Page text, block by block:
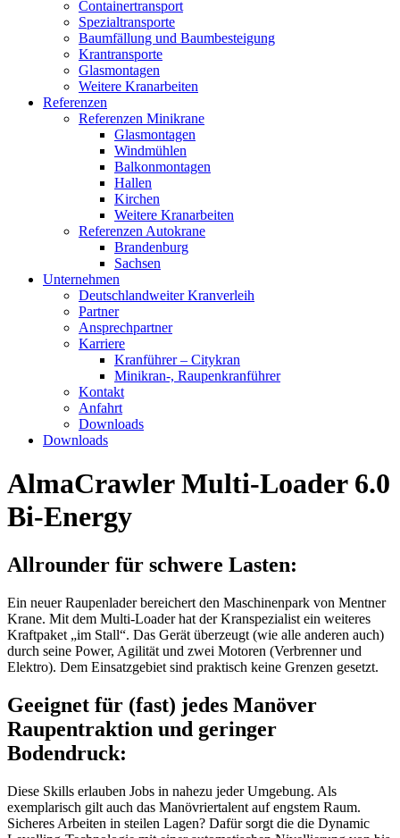
Containertransport
Spezialtransporte
Baumfällung und Baumbesteigung
Krantransporte
Glasmontagen
Weitere Kranarbeiten
Referenzen
Referenzen Minikrane
Glasmontagen
Windmühlen
Balkonmontagen
Hallen
Kirchen
Weitere Kranarbeiten
Referenzen Autokrane
Brandenburg
Sachsen
Unternehmen
Deutschlandweiter Kranverleih
Partner
Ansprechpartner
Karriere
Kranführer – Citykran
Minikran-, Raupenkranführer
Kontakt
Anfahrt
Downloads
Downloads
AlmaCrawler Multi-Loader 6.0
Bi-Energy
Allrounder für schwere Lasten:
Ein neuer Raupenlader bereichert den Maschinenpark von Mentner
Krane. Mit dem Multi-Loader hat der Kranspezialist ein weiteres
Kraftpaket „im Stall“. Das Gerät überzeugt (wie alle anderen auch)
durch seine Power, Agilität und zwei Motoren (Verbrenner und
Elektro). Dem Einsatzgebiet sind praktisch keine Grenzen gesetzt.
Geeignet für (fast) jedes Manöver
Raupentraktion und geringer
Bodendruck:
Diese Skills erlauben Jobs in nahezu jeder Umgebung. Als
exemplarisch gilt auch das Manövriertalent auf engstem Raum.
Sicheres Arbeiten in steilen Lagen? Dafür sorgt die die Dynamic